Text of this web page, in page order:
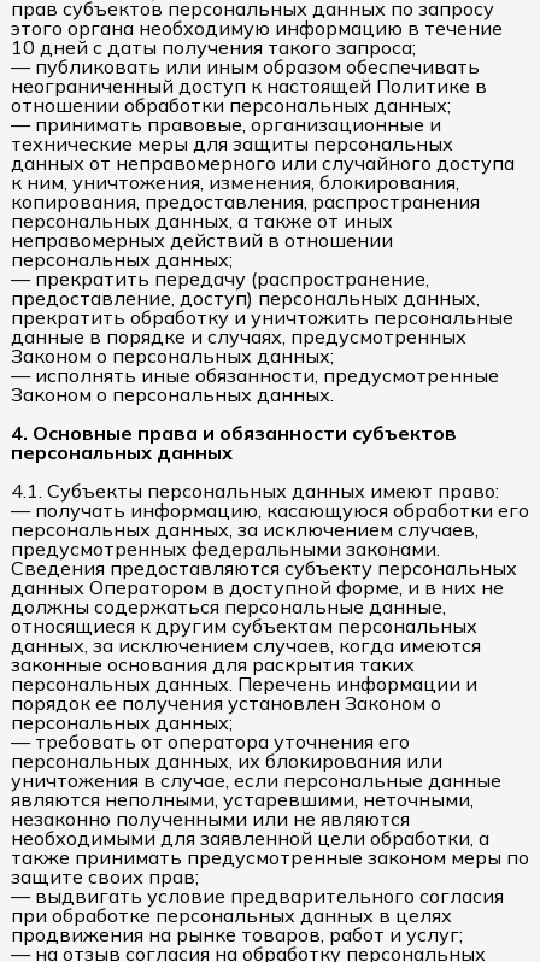
прав субъектов персональных данных по запросу
этого органа необходимую информацию в течение
10 дней с даты получения такого запроса;
— публиковать или иным образом обеспечивать
неограниченный доступ к настоящей Политике в
отношении обработки персональных данных;
— принимать правовые, организационные и
технические меры для защиты персональных
данных от неправомерного или случайного доступа
к ним, уничтожения, изменения, блокирования,
копирования, предоставления, распространения
персональных данных, а также от иных
неправомерных действий в отношении
персональных данных;
— прекратить передачу (распространение,
предоставление, доступ) персональных данных,
прекратить обработку и уничтожить персональные
данные в порядке и случаях, предусмотренных
Законом о персональных данных;
— исполнять иные обязанности, предусмотренные
Законом о персональных данных.
4. Основные права и обязанности субъектов
персональных данных
4.1. Субъекты персональных данных имеют право:
— получать информацию, касающуюся обработки его
персональных данных, за исключением случаев,
предусмотренных федеральными законами.
Сведения предоставляются субъекту персональных
данных Оператором в доступной форме, и в них не
должны содержаться персональные данные,
относящиеся к другим субъектам персональных
данных, за исключением случаев, когда имеются
законные основания для раскрытия таких
персональных данных. Перечень информации и
порядок ее получения установлен Законом о
персональных данных;
— требовать от оператора уточнения его
персональных данных, их блокирования или
уничтожения в случае, если персональные данные
являются неполными, устаревшими, неточными,
незаконно полученными или не являются
необходимыми для заявленной цели обработки, а
также принимать предусмотренные законом меры по
защите своих прав;
— выдвигать условие предварительного согласия
при обработке персональных данных в целях
продвижения на рынке товаров, работ и услуг;
— на отзыв согласия на обработку персональных